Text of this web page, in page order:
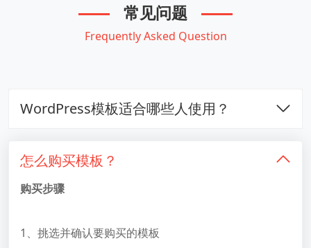
常见问题
Frequently Asked Question
WordPress模板适合哪些人使用？
怎么购买模板？
购买步骤
1、挑选并确认要购买的模板